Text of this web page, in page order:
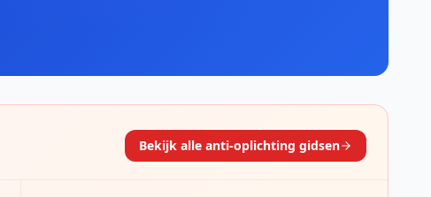
Bekijk alle anti-oplichting gidsen